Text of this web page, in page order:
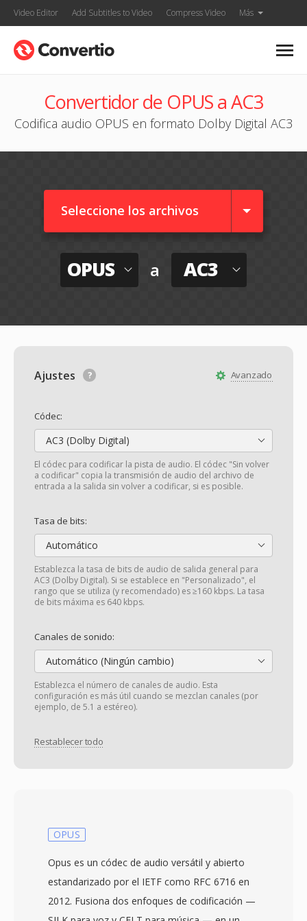
Video Editor Add Subtitles to Video Compress Video Más
Convertidor de OPUS a AC3
Codifica audio OPUS en formato Dolby Digital AC3
Seleccione los archivos
OPUS a AC3
Avanzado
Ajustes
Códec:
AC3 (Dolby Digital)
El códec para codificar la pista de audio. El códec "Sin volver
a codificar" copia la transmisión de audio del archivo de
entrada a la salida sin volver a codificar, si es posible.
Tasa de bits:
Automático
Establezca la tasa de bits de audio de salida general para
AC3 (Dolby Digital). Si se establece en "Personalizado", el
rango que se utiliza (y recomendado) es ≥160 kbps. La tasa
de bits máxima es 640 kbps.
Canales de sonido:
Automático (Ningún cambio)
Establezca el número de canales de audio. Esta
configuración es más útil cuando se mezclan canales (por
ejemplo, de 5.1 a estéreo).
Restablecer todo
OPUS
Opus es un códec de audio versátil y abierto
estandarizado por el IETF como RFC 6716 en
2012. Fusiona dos enfoques de codificación —